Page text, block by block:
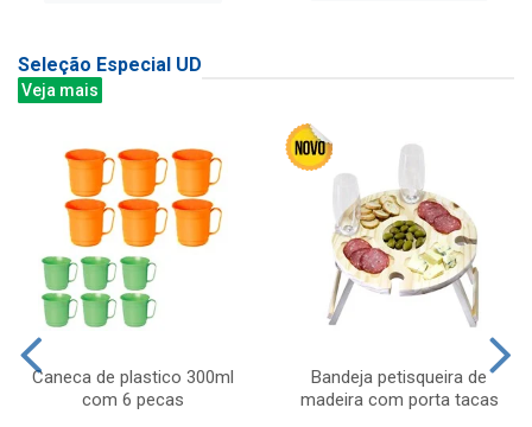
Seleção Especial UD
Veja mais
Caneca de plastico 300ml
com 6 pecas
Bandeja petisqueira de
madeira com porta tacas